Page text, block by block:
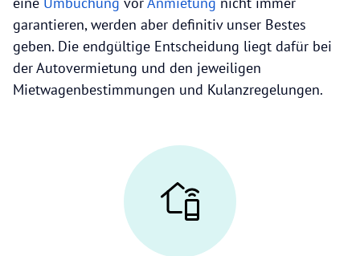
garantieren, werden aber definitiv unser Bestes
geben. Die endgültige Entscheidung liegt dafür bei
der Autovermietung und den jeweiligen
Mietwagenbestimmungen und Kulanzregelungen.